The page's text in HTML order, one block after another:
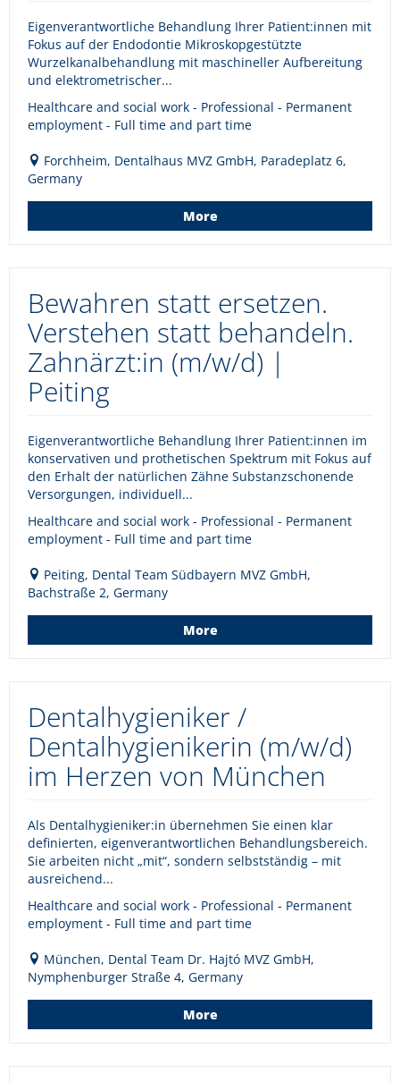
Eigenverantwortliche Behandlung Ihrer Patient:innen mit
Fokus auf der Endodontie Mikroskopgestützte
Wurzelkanalbehandlung mit maschineller Aufbereitung
und elektrometrischer...
Healthcare and social work - Professional - Permanent
employment - Full time and part time
Forchheim, Dentalhaus MVZ GmbH, Paradeplatz 6,
Germany
More
Bewahren statt ersetzen.
Verstehen statt behandeln.
Zahnärzt:in (m/w/d) |
Peiting
Eigenverantwortliche Behandlung Ihrer Patient:innen im
konservativen und prothetischen Spektrum mit Fokus auf
den Erhalt der natürlichen Zähne Substanzschonende
Versorgungen, individuell...
Healthcare and social work - Professional - Permanent
employment - Full time and part time
Peiting, Dental Team Südbayern MVZ GmbH,
Bachstraße 2, Germany
More
Dentalhygieniker /
Dentalhygienikerin (m/w/d)
im Herzen von München
Als Dentalhygieniker:in übernehmen Sie einen klar
definierten, eigenverantwortlichen Behandlungsbereich.
Sie arbeiten nicht „mit“, sondern selbstständig – mit
ausreichend...
Healthcare and social work - Professional - Permanent
employment - Full time and part time
München, Dental Team Dr. Hajtó MVZ GmbH,
Nymphenburger Straße 4, Germany
More